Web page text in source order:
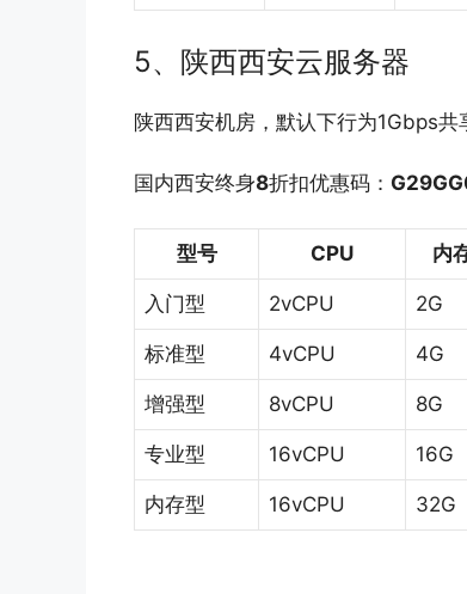
5、陕西西安云服务器
陕西西安机房，默认下行为1Gbps共
国内西安终身8折扣优惠码：
型号 CPU 内
入门型 2vCPU 2G
标准型 4vCPU 4G
增强型 8vCPU 8G
专业型 16vCPU 16G
内存型 16vCPU 32G